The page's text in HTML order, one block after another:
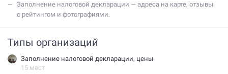
заполнение налоговой декларации — адреса на карте, отзывы
с рейтингом и фотографиями.
Типы организаций
Заполнение налоговой декларации, цены
15 мест